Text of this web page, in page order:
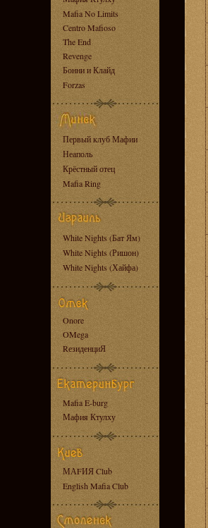
Mafia No Limits
Centro Mafioso
The End
Revenge
Бонни и Клайд
Forzas
Первый клуб Мафии
Неаполь
Крёстный отец
Mafia Ring
White Nights (Бат Ям)
White Nights (Ришон)
White Nights (Хайфа)
Onore
OMega
RезиденциЯ
Mafia E-burg
Мафия Ктулху
МАFИЯ Club
English Mafia Club